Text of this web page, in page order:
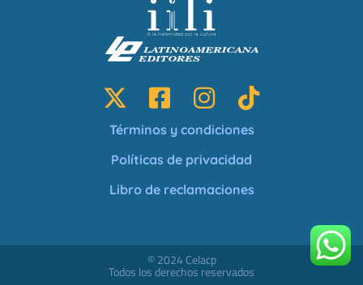
Términos y condiciones
Políticas de privacidad
Libro de reclamaciones
© 2024 Celacp
Todos los derechos reservados